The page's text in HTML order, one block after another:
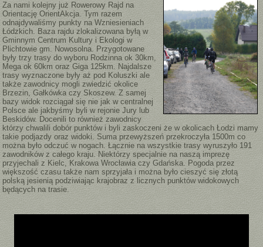
Za nami kolejny już Rowerowy Rajd na
Orientację OrientAkcja. Tym razem
odnajdywaliśmy punkty na Wzniesieniach
Łódzkich. Baza rajdu zlokalizowana byłą w
Gminnym Centrum Kultury i Ekologi w
Plichtowie gm. Nowosolna. Przygotowane
były trzy trasy do wyboru Rodzinna ok 30km,
Mega ok 60km oraz Giga 125km. Najdalsze
trasy wyznaczone były aż pod Koluszki ale
także zawodnicy mogli zwiedzić okolice
Brzezin, Gałkówka czy Skoszew. Z samej
bazy widok rozciągał się nie jak w centralnej
Polsce ale jakbyśmy byli w rejonie Jury lub
Beskidów. Docenili to również zawodnicy
którzy chwalili dobór punktów i byli zaskoczeni że w okolicach Łodzi mamy
takie podjazdy oraz widoki. Suma przewyższeń przekroczyła 1500m co
można było odczuć w nogach. Łącznie na wszystkie trasy wyruszyło 191
zawodników z całego kraju. Niektórzy specjalnie na naszą imprezę
przyjechali z Kielc, Krakowa Wrocławia czy Gdańska. Pogoda przez
większość czasu także nam sprzyjała i można było cieszyć się złotą
polską jesienią podziwiając krajobraz z licznych punktów widokowych
będących na trasie.